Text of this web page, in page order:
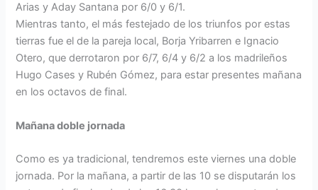
Arias y Aday Santana por 6/0 y 6/1.
Mientras tanto, el más festejado de los triunfos por estas
tierras fue el de la pareja local, Borja Yribarren e Ignacio
Otero, que derrotaron por 6/7, 6/4 y 6/2 a los madrileños
Hugo Cases y Rubén Gómez, para estar presentes mañana
en los octavos de final.
Mañana doble jornada
Como es ya tradicional, tendremos este viernes una doble
jornada. Por la mañana, a partir de las 10 se disputarán los